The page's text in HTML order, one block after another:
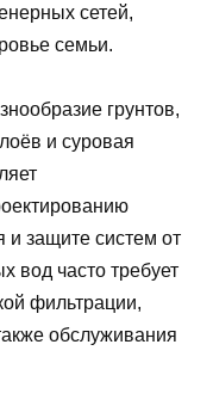
сетей,
семьи.
грунтов,
и суровая
и защите систем от
вод часто требует
фильтрации,
обслуживания